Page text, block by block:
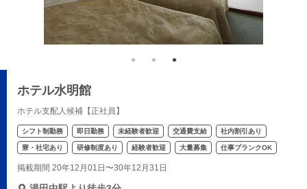
ホテル水明館
ホテル支配人候補【正社員】
シフト制勤務 即日勤務 未経験者歓迎 交通費支給 社内割引あり
寮・社宅あり 研修制度あり 経験者歓迎 大量募集 仕事ブランクOK
掲載期間 20年12月01日〜30年12月31日